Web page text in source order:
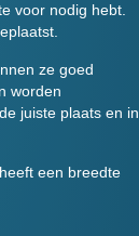
voor nodig hebt.
ze goed
worden
juiste plaats en in
een breedte